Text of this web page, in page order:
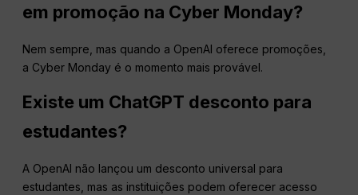
em promoção na Cyber Monday?
Nem sempre, mas quando a OpenAI oferece promoções,
a Cyber Monday é o momento mais provável.
Existe um ChatGPT desconto para
estudantes?
A OpenAI não lançou um desconto universal para
estudantes, mas as instituições podem oferecer acesso